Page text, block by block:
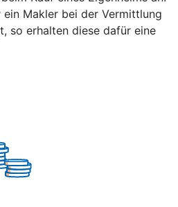
Makler bei der Vermittlung
so erhalten diese dafür eine